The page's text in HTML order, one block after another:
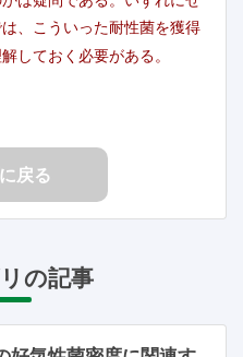
、こういった耐性菌を獲得
しておく必要がある。
戻る
の記事